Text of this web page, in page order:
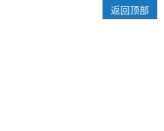
返回顶部